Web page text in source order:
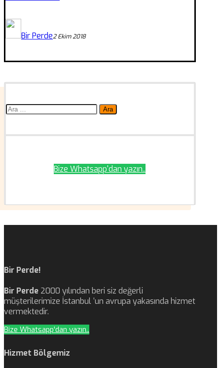
Bir Perde2 Ekim 2018
Arama:
Bize Whatsapp'dan yazın..
Bir Perde!
Bir Perde 2000 yılından beri siz değerli
müşterilerimize İstanbul ‘un avrupa yakasında hizmet
vermektedir.
Bize Whatsapp'dan yazın..
Hizmet Bölgemiz